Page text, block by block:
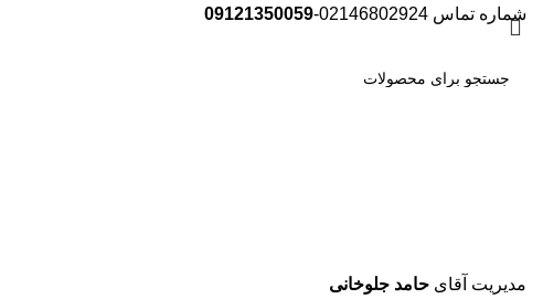
شماره تماس 02146802924-
09121350059
مدیریت آقای حامد جلوخانی